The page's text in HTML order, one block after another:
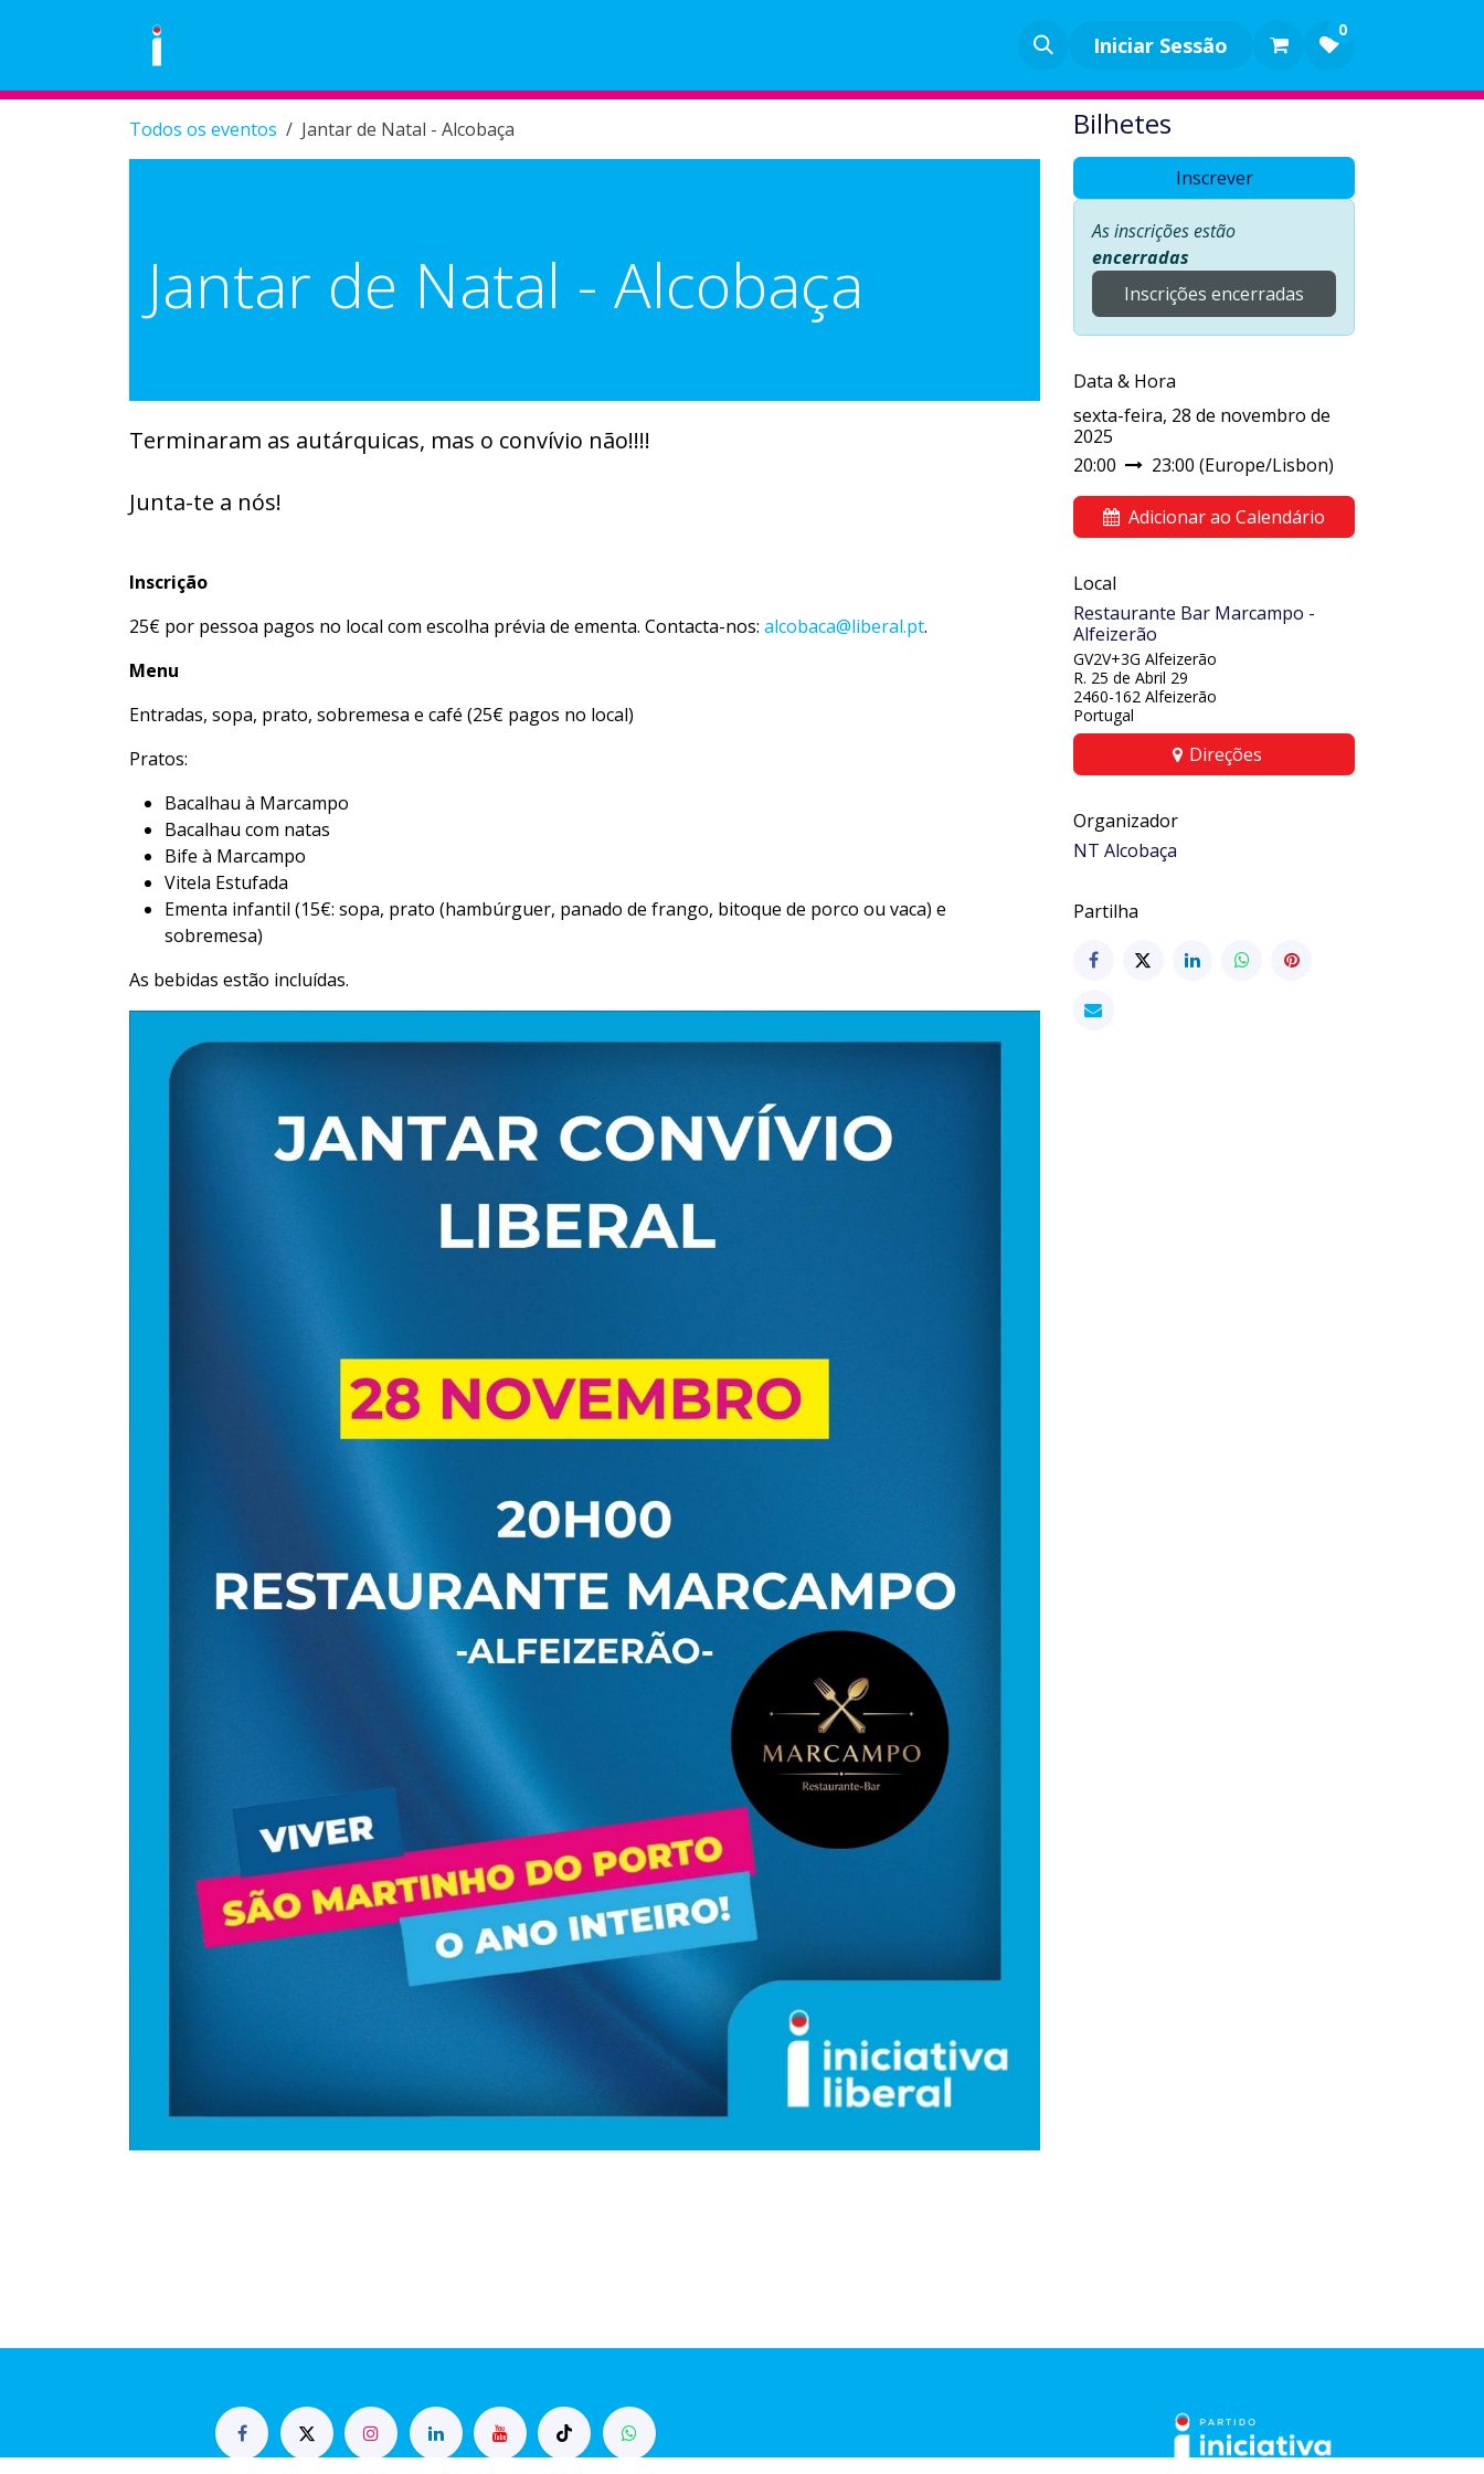
Iniciar Sessão
0
Todos os eventos Jantar de Natal - Alcobaça
Jantar de Natal - Alcobaça
Terminaram as autárquicas, mas o convívio não!!!!
Junta-te a nós!
Inscrição
25€ por pessoa pagos no local com escolha prévia de ementa. Contacta-nos: alcobaca@liberal.pt.
Menu
Entradas, sopa, prato, sobremesa e café (25€ pagos no local)
Pratos:
Bacalhau à Marcampo
Bacalhau com natas
Bife à Marcampo
Vitela Estufada
Ementa infantil (15€: sopa, prato (hambúrguer, panado de frango, bitoque de porco ou vaca) e
sobremesa)
As bebidas estão incluídas.
Bilhetes
Inscrever
As inscrições estão
encerradas
Inscrições encerradas
Data & Hora
sexta-feira, 28 de novembro de
2025
20:00
23:00 (Europe/Lisbon)
Adicionar ao Calendário
Local
Restaurante Bar Marcampo -
Alfeizerão
GV2V+3G Alfeizerão
R. 25 de Abril 29
2460-162 Alfeizerão
Portugal
Direções
Organizador
NT Alcobaça
Partilha